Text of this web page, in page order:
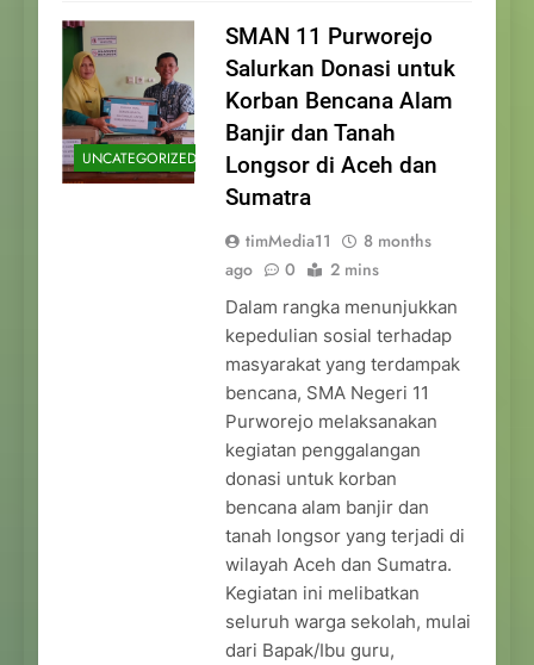
UNCATEGORIZED
SMAN 11 Purworejo
Salurkan Donasi untuk
Korban Bencana Alam
Banjir dan Tanah
Longsor di Aceh dan
Sumatra
timMedia11
8 months
ago
0 2 mins
Dalam rangka menunjukkan
kepedulian sosial terhadap
masyarakat yang terdampak
bencana, SMA Negeri 11
Purworejo melaksanakan
kegiatan penggalangan
donasi untuk korban
bencana alam banjir dan
tanah longsor yang terjadi di
wilayah Aceh dan Sumatra.
Kegiatan ini melibatkan
seluruh warga sekolah, mulai
dari Bapak/Ibu guru,